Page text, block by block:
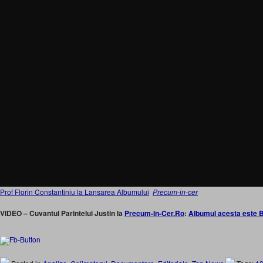
Prof Florin Constantiniu la Lansarea Albumului Precum-in-cer
VIDEO – Cuvantul Parintelui Justin la Precum-In-Cer.Ro: Albumul acesta este